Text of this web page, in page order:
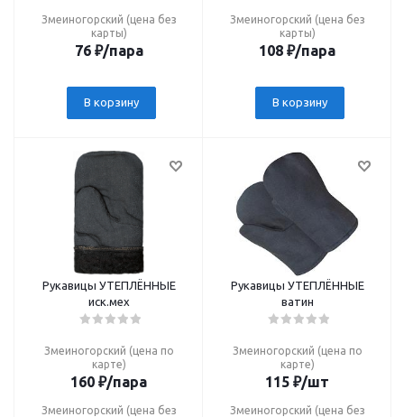
Змеиногорский (цена без
карты)
76₽/пара
В корзину
Змеиногорский (цена без
карты)
108 ₽/пара
В корзину
Рукавицы УТЕПЛЁННЫЕ
иск.мех
Змеиногорский (цена по
карте)
160 ₽/пара
Змеиногорский (цена без
Рукавицы УТЕПЛЁННЫЕ
ватин
Змеиногорский (цена по
карте)
115 ₽/шт
Змеиногорский (цена без